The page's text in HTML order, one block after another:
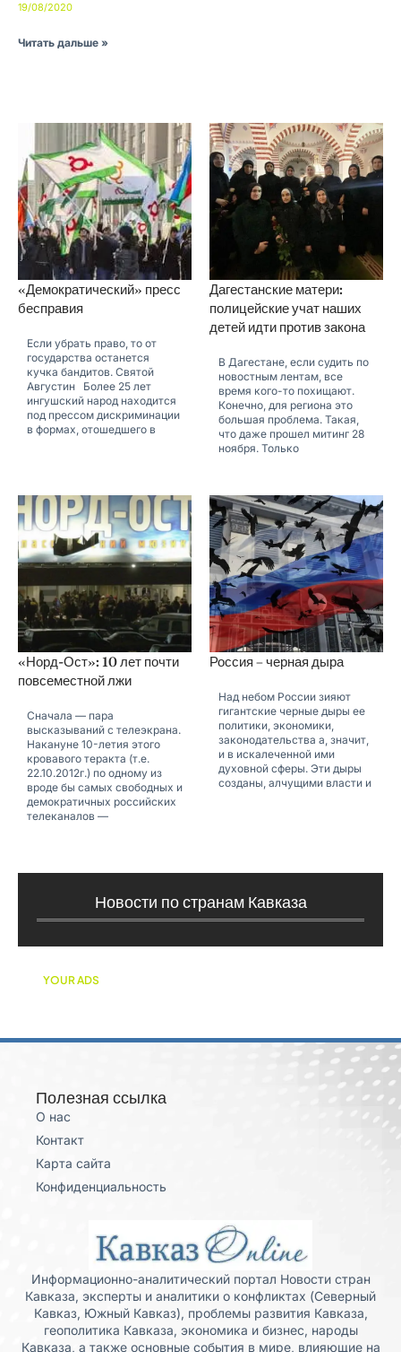
19/08/2020
Читать дальше »
«Демократический» пресс
бесправия
Если убрать право, то от
государства останется
кучка бандитов. Святой
Августин Более 25 лет
ингушский народ находится
под прессом дискриминации
в формах, отошедшего в
Дагестанские матери:
полицейские учат наших
детей идти против закона
В Дагестане, если судить по
новостным лентам, все
время кого-то похищают.
Конечно, для региона это
большая проблема. Такая,
что даже прошел митинг 28
ноября. Только
«Норд-Ост»: 10 лет почти
повсеместной лжи
Сначала — пара
высказываний с телеэкрана.
Накануне 10-летия этого
кровавого теракта (т.е.
22.10.2012г.) по одному из
вроде бы самых свободных и
демократичных российских
телеканалов —
Россия – черная дыра
Над небом России зияют
гигантские черные дыры ее
политики, экономики,
законодательства а, значит,
и в искалеченной ими
духовной сферы. Эти дыры
созданы, алчущими власти и
Новости по странам Кавказа
YOUR ADS
Полезная ссылка
О нас
Контакт
Карта сайта
Конфиденциальность
Информационно-аналитический портал Новости стран
Кавказа, эксперты и аналитики о конфликтах (Северный
Кавказ, Южный Кавказ), проблемы развития Кавказа,
геополитика Кавказа, экономика и бизнес, народы
Кавказа, а также основные события в мире, влияющие на